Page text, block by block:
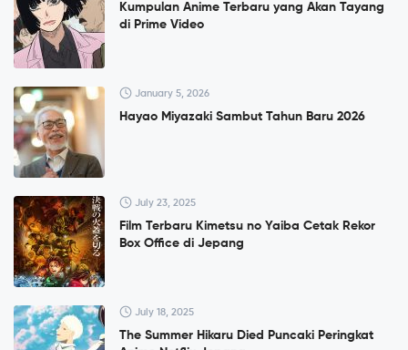
Kumpulan Anime Terbaru yang Akan Tayang
di Prime Video
January 5, 2026
Hayao Miyazaki Sambut Tahun Baru 2026
July 23, 2025
Film Terbaru Kimetsu no Yaiba Cetak Rekor
Box Office di Jepang
July 18, 2025
The Summer Hikaru Died Puncaki Peringkat